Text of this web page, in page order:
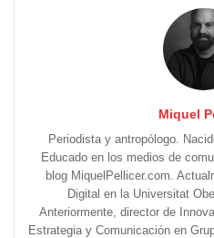
Miquel
Periodista y antropólogo.
Educado en los medios de
blog MiquelPellicer.com.
Digital en la Universitat
Anteriormente, director de
Estrategia y Comunicación en